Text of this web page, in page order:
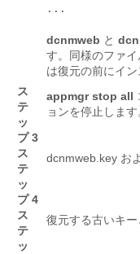
...
dcnmweb と
す。同様のファ
は復元の前にイ
ス
テ
ッ
プ 3
appmgr stop all
ョンを停止します
ス
テ
ッ
プ 4
dcnmweb.key お
ス
テ
ッ
復元する古いキー